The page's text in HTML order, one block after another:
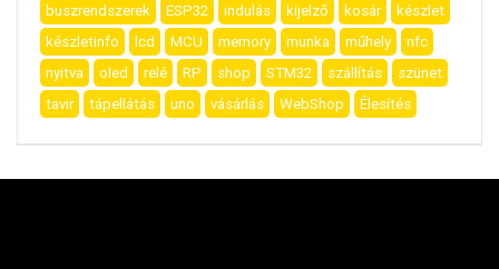
buszrendszerek ESP32 indulás kijelző kosár
készlet
készletinfo
lcd MCU memory munka műhely
nfc
nyitva
oled relé RP shop STM32 szállítás
szünet
tavir
tápellátás uno vásárlás WebShop Élesítés